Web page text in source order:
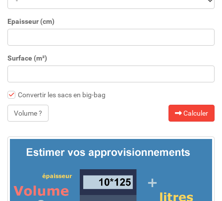
Epaisseur (cm)
Surface (m²)
Convertir les sacs en big-bag
Volume ? Calculer